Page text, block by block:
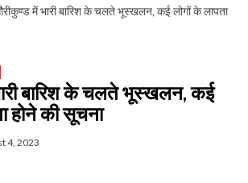
में भारी बारिश के चलते भूस्खलन, कई लोगों के लापता
बारिश के चलते भूस्खलन, कई
होने की सूचना
4, 2023